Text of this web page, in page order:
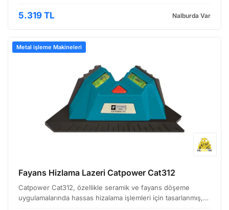
sektörlerde düz ve dikeyleri kontrol etmek iç…
5.319 TL Nalburda Var
Metal işleme Makineleri
Fayans Hizlama Lazeri Catpower Cat312
Catpower Cat312, özellikle seramik ve fayans döşeme
uygulamalarında hassas hizalama işlemleri için tasarlanmış,